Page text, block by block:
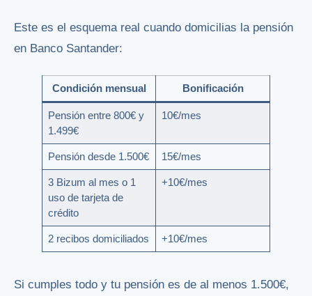
Este es el esquema real cuando domicilias la pensión
en Banco Santander:
Condición mensual Bonificación
Pensión entre 800€ y
1.499€
10€/mes
Pensión desde 1.500€ 15€/mes
3 Bizum al mes o 1
uso de tarjeta de
crédito
+10€/mes
2 recibos domiciliados +10€/mes
Si cumples todo y tu pensión es de al menos 1.500€,